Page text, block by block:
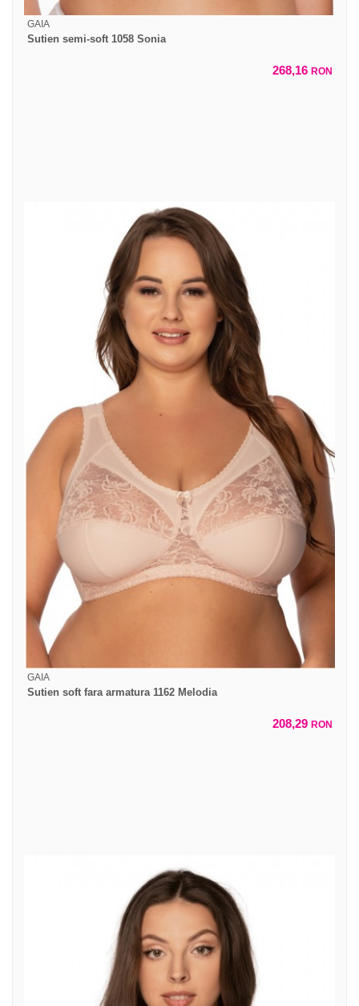
GAIA
Sutien semi-soft 1058 Sonia
268,16 RON
GAIA
Sutien soft fara armatura 1162 Melodia
208,29 RON